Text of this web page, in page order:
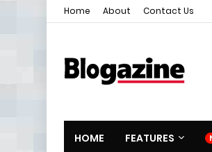
Home About Contact Us
HOME FEATURES